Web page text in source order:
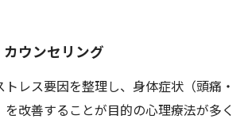
ウンセリング
レス要因を整理し、身体症状（頭痛・
を改善することが目的の心理療法が多く